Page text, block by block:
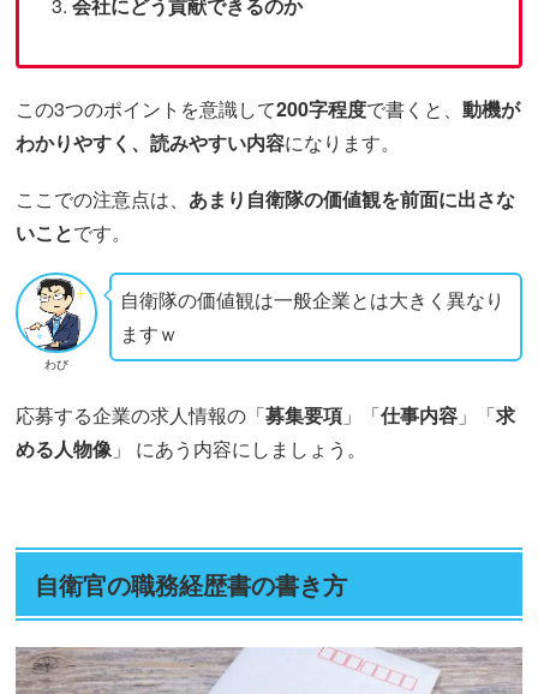
会社にどう貢献できるのか
この3つのポイントを意識して200字程度で書くと、動機が
わかりやすく、読みやすい内容になります。
ここでの注意点は、 あまり自衛隊の価値観を前面に出さな
いことです。
わび
自衛隊の価値観は一般企業とは大きく異なり
ますｗ
応募する企業の求人情報の「募集要項 」「仕事内容 」「求
める人物像 」 にあう内容にしましょう。
自衛官の職務経歴書の書き方